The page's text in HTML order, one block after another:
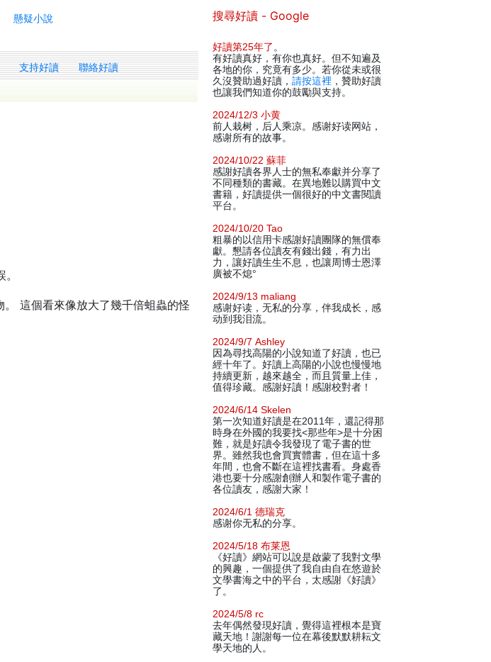
懸疑小說
支持好讀 聯絡好讀
這個看來像放大了幾千倍蛆蟲的怪
搜尋好讀 - Google
好讀第25年了 。
有好讀真好，有你也真好。但不知遍及
各地的你，究竟有多少。若你從未或很
久沒贊助過好讀， 請按這裡 ，贊助好讀
也讓我們知道你的鼓勵與支持。
2024/12/3 小黄
前人栽树，后人乘凉。感谢好读网站，
感谢所有的故事。
2024/10/22 蘇菲
感謝好讀各界人士的無私奉獻并分享了
不同種類的書藏。在異地難以購買中文
書籍，好讀提供一個很好的中文書閱讀
平台。
2024/10/20 Tao
粗暴的以信用卡感謝好讀團隊的無償奉
獻。懇請各位讀友有錢出錢，有力出
力，讓好讀生生不息，也讓周博士恩澤
廣被不熄°
2024/9/13 maliang
感谢好读，无私的分享，伴我成长，感
动到我泪流。
2024/9/7 Ashley
因為尋找高陽的小說知道了好讀，也已
經十年了。好讀上高陽的小說也慢慢地
持續更新，越來越全，而且質量上佳，
值得珍藏。感謝好讀！感謝校對者！
2024/6/14 Skelen
第一次知道好讀是在2011年，還記得那
時身在外國的我要找<那些年>是十分困
難，就是好讀令我發現了電子書的世
界。雖然我也會買實體書，但在這十多
年間，也會不斷在這裡找書看。身處香
港也要十分感謝創辦人和製作電子書的
各位讀友，感謝大家！
2024/6/1 德瑞克
感谢你无私的分享。
2024/5/18 布莱恩
《好讀》網站可以說是啟蒙了我對文學
的興趣，一個提供了我自由自在悠遊於
文學書海之中的平台，太感謝《好讀》
了。
2024/5/8 rc
去年偶然發現好讀，覺得這裡根本是寶
藏天地！謝謝每一位在幕後默默耕耘文
學天地的人。